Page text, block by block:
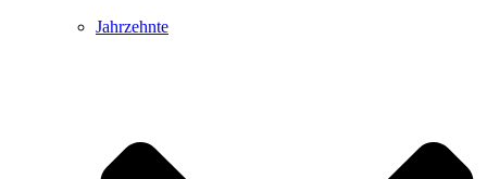
Jahrzehnte